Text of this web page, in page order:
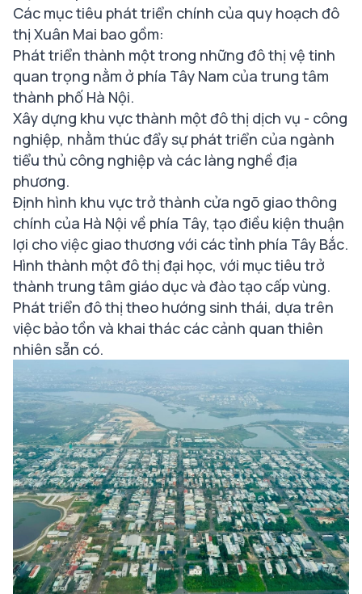
Các mục tiêu phát triển chính của quy hoạch đô
thị Xuân Mai bao gồm:
Phát triển thành một trong những đô thị vệ tinh
quan trọng nằm ở phía Tây Nam của trung tâm
thành phố Hà Nội.
Xây dựng khu vực thành một đô thị dịch vụ - công
nghiệp, nhằm thúc đẩy sự phát triển của ngành
tiểu thủ công nghiệp và các làng nghề địa
phương.
Định hình khu vực trở thành cửa ngõ giao thông
chính của Hà Nội về phía Tây, tạo điều kiện thuận
lợi cho việc giao thương với các tỉnh phía Tây Bắc.
Hình thành một đô thị đại học, với mục tiêu trở
thành trung tâm giáo dục và đào tạo cấp vùng.
Phát triển đô thị theo hướng sinh thái, dựa trên
việc bảo tồn và khai thác các cảnh quan thiên
nhiên sẵn có.